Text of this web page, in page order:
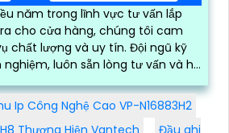
năm trong lĩnh vực tư vấn lắp
cho cửa hàng, chúng tôi cam
lượng và uy tín. Đội ngũ kỹ
luôn sẵn lòng tư vấn và hỗ
Ip Công Nghệ Cao VP-N16883H2
Thương Hiện Vantech
Đầu ghi